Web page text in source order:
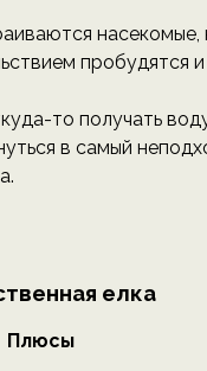
насекомые,
пробудятся
то получать
в самый
елка
Плюсы